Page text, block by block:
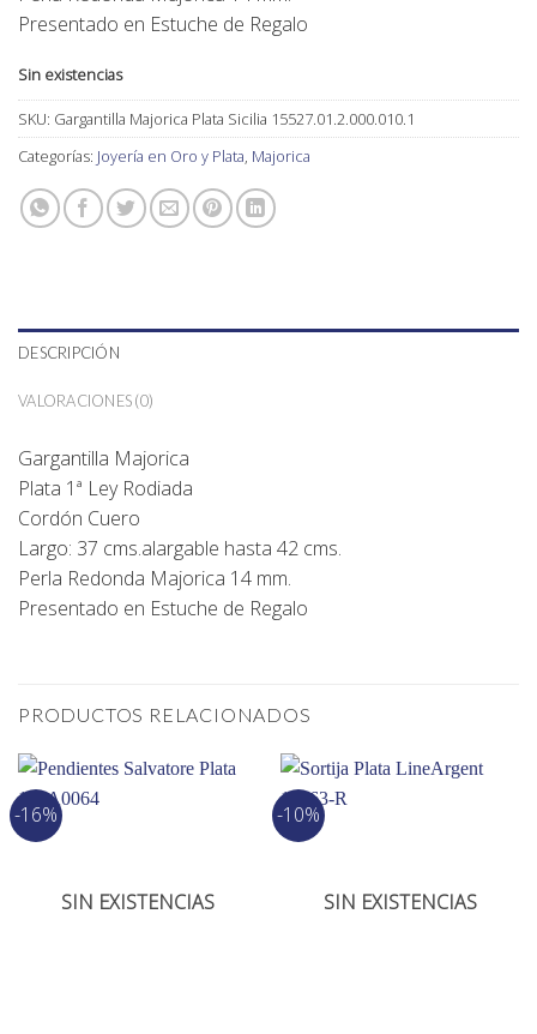
Presentado en Estuche de Regalo
Sin existencias
SKU: Gargantilla Majorica Plata Sicilia 15527.01.2.000.010.1
Categorías: Joyería en Oro y Plata Majorica
DESCRIPCIÓN
VALORACIONES (0)
Gargantilla Majorica
Plata 1ª Ley Rodiada
Cordón Cuero
Largo: 37 cms.alargable hasta 42 cms.
Perla Redonda Majorica 14 mm.
Presentado en Estuche de Regalo
PRODUCTOS RELACIONADOS
-16%
SIN EXISTENCIAS
-10%
SIN EXISTENCIAS